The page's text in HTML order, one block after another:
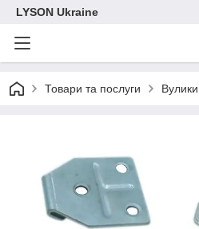
LYSON Ukraine
Товари та послуги